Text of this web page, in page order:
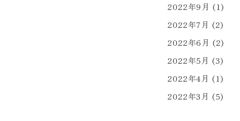
2022年9月 (1)
2022年7月 (2)
2022年6月 (2)
2022年5月 (3)
2022年4月 (1)
2022年3月 (5)